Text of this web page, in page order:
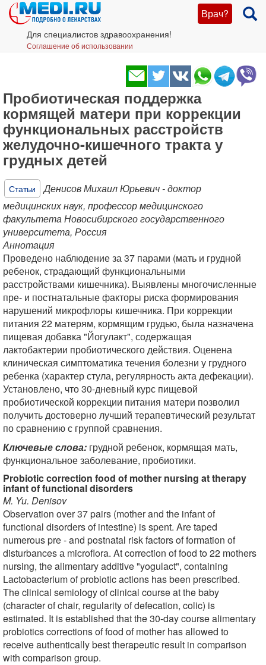
Врач?
Для специалистов здравоохранения!
Соглашение об использовании
Пробиотическая поддержка
кормящей матери при коррекции
функциональных расстройств
желудочно-кишечного тракта у
грудных детей
Статьи
Денисов Михаил Юрьевич - доктор
медицинских наук, профессор медицинского
факультета Новосибирского государственного
университета, Россия
Аннотация
Проведено наблюдение за 37 парами (мать и грудной
ребенок, страдающий функциональными
расстройствами кишечника). Выявлены многочисленные
пре- и постнатальные факторы риска формирования
нарушений микрофлоры кишечника. При коррекции
питания 22 матерям, кормящим грудью, была назначена
пищевая добавка "Йогулакт", содержащая
лактобактерии пробиотического действия. Оценена
клиническая симптоматика течения болезни у грудного
ребенка (характер стула, регулярность акта дефекации).
Установлено, что 30-дневный курс пищевой
пробиотической коррекции питания матери позволил
получить достоверно лучший терапевтический результат
по сравнению с группой сравнения.
Ключевые слова: грудной ребенок, кормящая мать,
функциональное заболевание, пробиотики.
Probiotic correction food of mother nursing at therapy
infant of functional disorders
M. Yu. Denisov
Observation over 37 pairs (mother and the infant of
functional disorders of intestine) is spent. Are taped
numerous pre - and postnatal risk factors of formation of
disturbances а microflora. At correction of food to 22 mothers
nursing, the alimentary additive "yogulact", containing
Lactobacterium of probiotic actions has been prescribed.
The clinical semiology of clinical course at the baby
(character of chair, regularity of defecation, colic) is
estimated. It is established that the 30-day course alimentary
probiotics corrections of food of mother has allowed to
receive authentically best therapeutic result in comparison
with comparison group.